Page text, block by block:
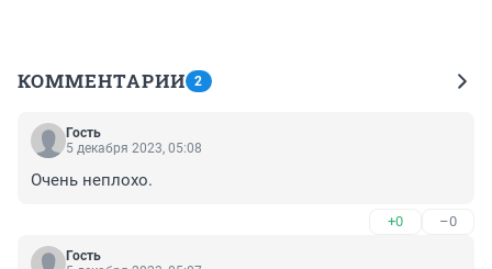
КОММЕНТАРИИ 2
Гость
5 декабря 2023, 05:08
Очень неплохо.
+0 –0
Гость